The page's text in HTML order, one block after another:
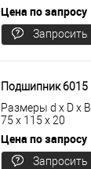
Цена по запросу
Запросить
Подшипник 6015
Размеры d x D x B
75 x 115 x 20
Цена по запросу
Запросить